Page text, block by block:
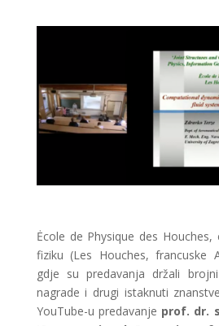
Ėcole de Physique des
fiziku (Les Houches, francuske
gdje su predavanja držali
nagrade i drugi istaknuti
YouTube-u predavanje prof. dr.